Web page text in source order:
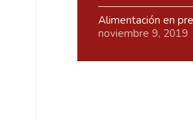
Alimentación en
noviembre 9, 2019